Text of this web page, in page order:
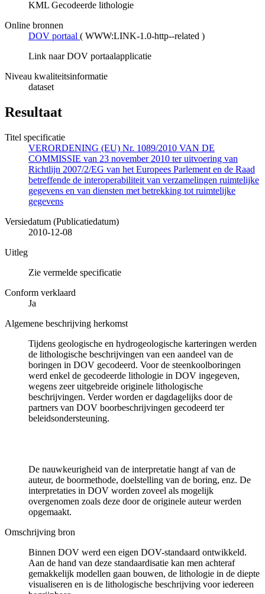
KML Gecodeerde lithologie
Online bronnen
DOV portaal ( WWW:LINK-1.0-http--related )
Link naar DOV portaalapplicatie
Niveau kwaliteitsinformatie
dataset
Resultaat
Titel specificatie
VERORDENING (EU) Nr. 1089/2010 VAN DE
COMMISSIE van 23 november 2010 ter uitvoering van
Richtlijn 2007/2/EG van het Europees Parlement en de Raad
betreffende de interoperabiliteit van verzamelingen ruimtelijke
gegevens en van diensten met betrekking tot ruimtelijke
gegevens
Versiedatum (Publicatiedatum)
2010-12-08
Uitleg
Zie vermelde specificatie
Conform verklaard
Ja
Algemene beschrijving herkomst
Tijdens geologische en hydrogeologische karteringen werden
de lithologische beschrijvingen van een aandeel van de
boringen in DOV gecodeerd. Voor de steenkoolboringen
werd enkel de gecodeerde lithologie in DOV ingegeven,
wegens zeer uitgebreide originele lithologische
beschrijvingen. Verder worden er dagdagelijks door de
partners van DOV boorbeschrijvingen gecodeerd ter
beleidsondersteuning.
De nauwkeurigheid van de interpretatie hangt af van de
auteur, de boormethode, doelstelling van de boring, enz. De
interpretaties in DOV worden zoveel als mogelijk
overgenomen zoals deze door de originele auteur werden
opgemaakt.
Omschrijving bron
Binnen DOV werd een eigen DOV-standaard ontwikkeld.
Aan de hand van deze standaardisatie kan men achteraf
gemakkelijk modellen gaan bouwen, de lithologie in de diepte
visualiseren en is de lithologische beschrijving voor iedereen